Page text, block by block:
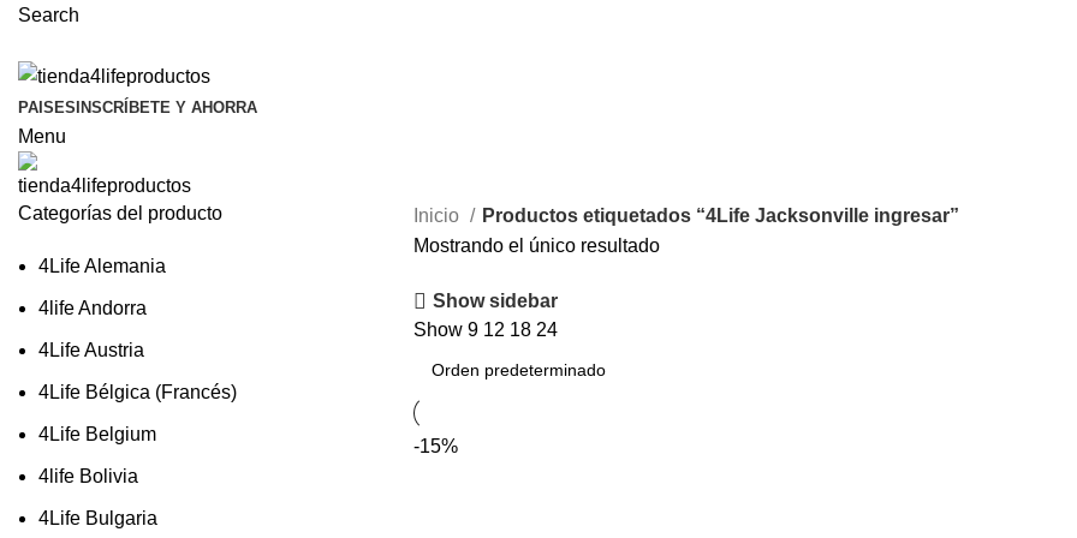
Search
PAISES INSCRÍBETE Y AHORRA
Menu
Categorías del producto
4Life Alemania
4life Andorra
4Life Austria
4Life Bélgica (Francés)
4Life Belgium
4life Bolivia
4Life Bulgaria
Inicio
Productos etiquetados “4Life Jacksonville ingresar”
Mostrando el único resultado
Show sidebar
Show 9 12 18 24
-15%